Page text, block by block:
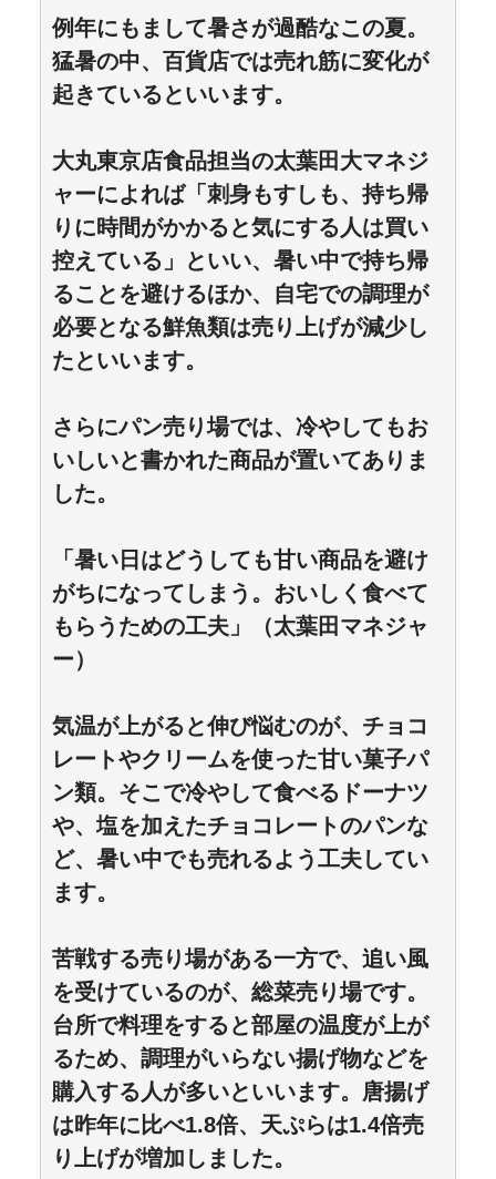
例年にもまして暑さが過酷なこの夏。
猛暑の中、百貨店では売れ筋に変化が
起きているといいます。
大丸東京店食品担当の太葉田大マネジ
ャーによれば「刺身もすしも、持ち帰
りに時間がかかると気にする人は買い
控えている」といい、暑い中で持ち帰
ることを避けるほか、自宅での調理が
必要となる鮮魚類は売り上げが減少し
たといいます。
さらにパン売り場では、冷やしてもお
いしいと書かれた商品が置いてありま
した。
「暑い日はどうしても甘い商品を避け
がちになってしまう。おいしく食べて
もらうための工夫」（太葉田マネジャ
ー）
気温が上がると伸び悩むのが、チョコ
レートやクリームを使った甘い菓子パ
ン類。そこで冷やして食べるドーナツ
や、塩を加えたチョコレートのパンな
ど、暑い中でも売れるよう工夫してい
ます。
苦戦する売り場がある一方で、追い風
を受けているのが、総菜売り場です。
台所で料理をすると部屋の温度が上が
るため、調理がいらない揚げ物などを
購入する人が多いといいます。唐揚げ
は昨年に比べ1.8倍、天ぷらは1.4倍売
り上げが増加しました。